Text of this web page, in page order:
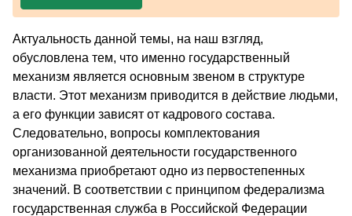
Актуальность данной темы, на наш взгляд,
обусловлена тем, что именно государственный
механизм является основным звеном в структуре
власти. Этот механизм приводится в действие людьми,
а его функции зависят от кадрового состава.
Следовательно, вопросы комплектования
организованной деятельности государственного
механизма приобретают одно из первостепенных
значений. В соответствии с принципом федерализма
государственная служба в Российской Федерации